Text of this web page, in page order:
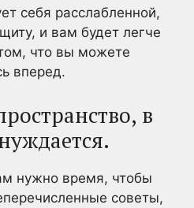
себя расслабленной,
и вам будет легче
что вы можете
вперед.
в
нужно время, чтобы
советы,